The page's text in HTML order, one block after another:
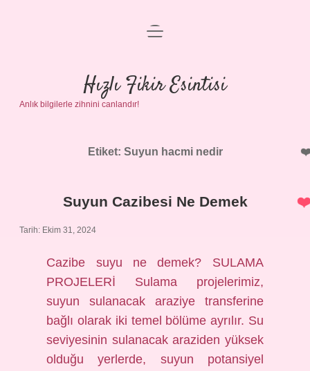
Anasayfa
Gizlilik Politikası
Yasal Uyarı
menüyü
Hızlı Fikir Esintisi
Anlık bilgilerle zihnini canlandır!
Etiket: Suyun hacmi nedir
Suyun Cazibesi Ne Demek
Tarih: Ekim 31, 2024
Cazibe suyu ne demek? SULAMA
PROJELERİ Sulama projelerimiz,
suyun sulanacak araziye transferine
bağlı olarak iki temel bölüme ayrılır. Su
seviyesinin sulanacak araziden yüksek
olduğu yerlerde, suyun potansiyel